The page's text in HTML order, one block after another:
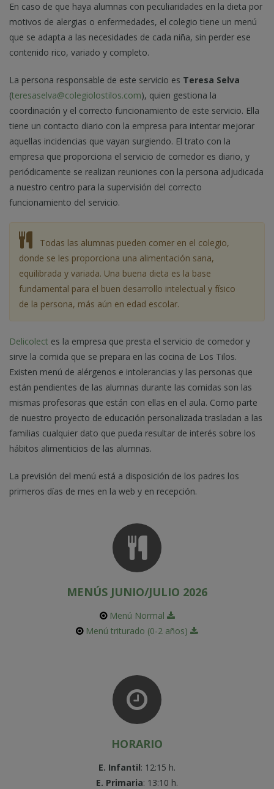
En caso de que haya alumnas con peculiaridades en la dieta por
motivos de alergias o enfermedades, el colegio tiene un menú
que se adapta a las necesidades de cada niña, sin perder ese
contenido rico, variado y completo.
La persona responsable de este servicio es Teresa Selva
(teresaselva@colegiolostilos.com), quien gestiona la
coordinación y el correcto funcionamiento de este servicio. Ella
tiene un contacto diario con la empresa para intentar mejorar
aquellas incidencias que vayan surgiendo. El trato con la
empresa que proporciona el servicio de comedor es diario, y
periódicamente se realizan reuniones con la persona adjudicada
a nuestro centro para la supervisión del correcto
funcionamiento del servicio.
Todas las alumnas pueden comer en el colegio,
donde se les proporciona una alimentación sana,
equilibrada y variada. Una buena dieta es la base
fundamental para el buen desarrollo intelectual y físico
de la persona, más aún en edad escolar.
Delicolect es la empresa que presta el servicio de comedor y
sirve la comida que se prepara en las cocina de Los Tilos.
Existen menú de alérgenos e intolerancias y las personas que
están pendientes de las alumnas durante las comidas son las
mismas profesoras que están con ellas en el aula. Como parte
de nuestro proyecto de educación personalizada trasladan a las
familias cualquier dato que pueda resultar de interés sobre los
hábitos alimenticios de las alumnas.
La previsión del menú está a disposición de los padres los
primeros días de mes en la web y en recepción.
MENÚS JUNIO/JULIO 2026
Menú Normal
Menú triturado (0-2 años)
HORARIO
E. Infantil: 12:15 h.
E. Primaria: 13:10 h.